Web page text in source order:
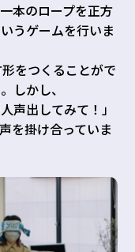
本のロープを正方
うゲームを行いま
をつくることがで
しかし、
声出してみて！」
を掛け合っていま